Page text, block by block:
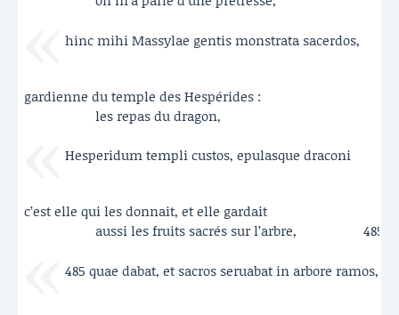
hinc mihi Massylae gentis monstrata sacerdos,
gardienne du temple des Hespérides :
les repas du dragon,
Hesperidum templi custos, epulasque draconi
c’est elle qui les donnait, et elle gardait
aussi les fruits sacrés sur l’arbre,
485
485 quae dabat, et sacros seruabat in arbore ramos,